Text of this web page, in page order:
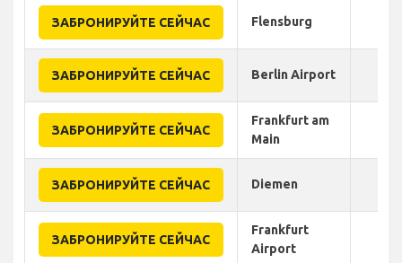
ЗАБРОНИРУЙТЕ СЕЙЧАС Flensburg
ЗАБРОНИРУЙТЕ СЕЙЧАС Berlin Airport
ЗАБРОНИРУЙТЕ СЕЙЧАС
Frankfurt am
Main
ЗАБРОНИРУЙТЕ СЕЙЧАС Diemen
ЗАБРОНИРУЙТЕ СЕЙЧАС
Frankfurt
Airport